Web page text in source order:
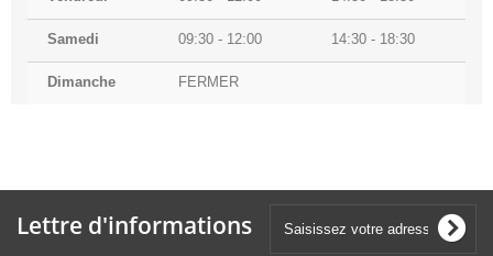
Samedi 09:30 - 12:00 14:30 - 18:30
Dimanche FERMER
Lettre d'informations